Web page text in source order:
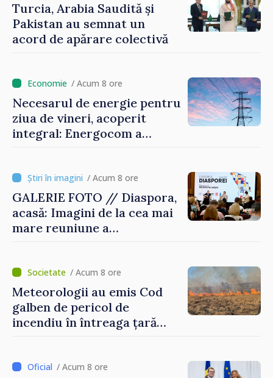
Turcia, Arabia Saudită și
Pakistan au semnat un
acord de apărare colectivă
/ Acum 8 ore
Necesarul de energie pentru
ziua de vineri, acoperit
integral: Energocom a
/ Acum 8 ore
GALERIE FOTO // Diaspora,
acasă: Imagini de la cea mai
mare reuniune a
/ Acum 8 ore
Meteorologii au emis Cod
galben de pericol de
incendiu în întreaga țară
/ Acum 8 ore